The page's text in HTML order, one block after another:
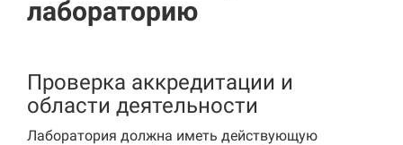
лабораторию
Проверка аккредитации и
области деятельности
Лаборатория должна иметь действующую